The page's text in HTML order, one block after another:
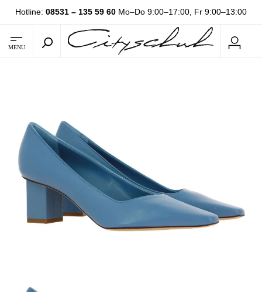
Hotline: 08531 – 135 59 60 Mo–Do 9:00–17:00, Fr 9:00–13:00
MENU